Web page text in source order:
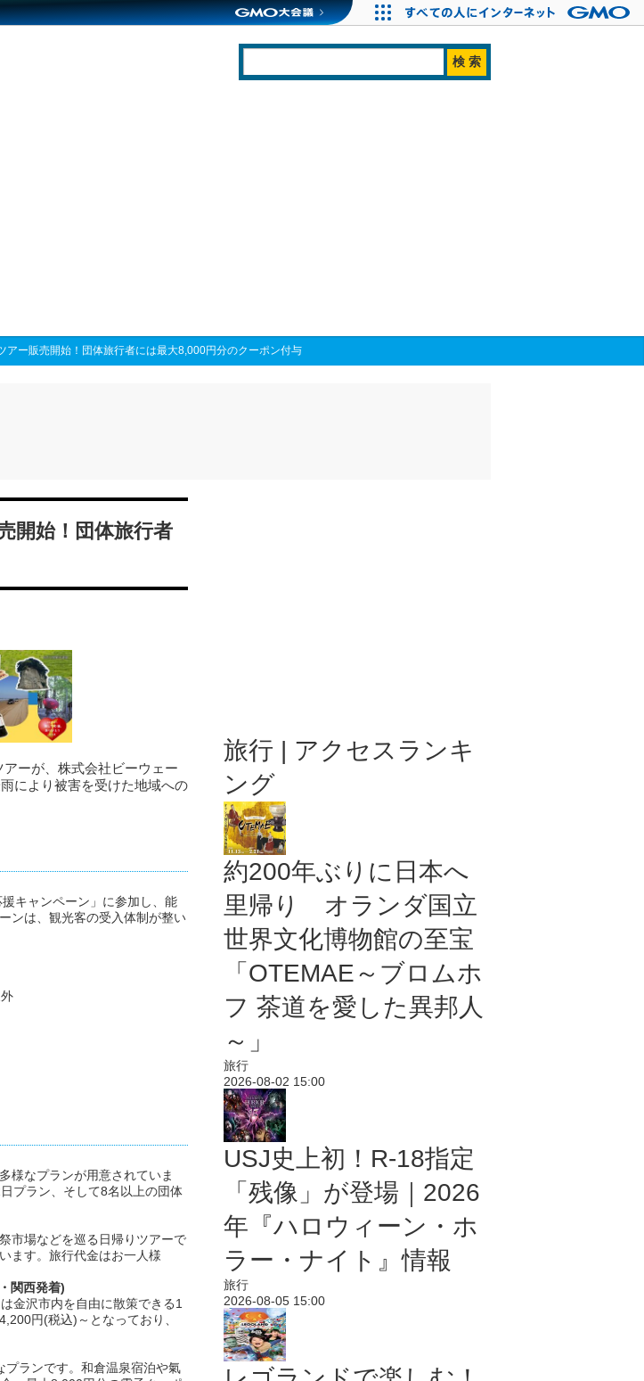
アー販売開始！団体旅行者には最大8,000円分のクーポン付与
開始！団体旅行者
ーが、株式会社ビーウェー
により被害を受けた地域への
キャンペーン」に参加し、能
ンは、観光客の受入体制が整い
様なプランが用意されていま
プラン、そして8名以上の団体
市場などを巡る日帰りツアーで
ます。旅行代金はお一人様
関西発着)
金沢市内を自由に散策できる1
円(税込)～となっており、
ランです。和倉温泉宿泊や氣
旅行 | アクセスランキ
ング
約200年ぶりに日本へ
里帰り オランダ国立
世界文化博物館の至宝
「OTEMAE～ブロムホ
フ 茶道を愛した異邦人
～」
旅行
2026-08-02 15:00
USJ史上初！R-18指定
「残像」が登場｜2026
年『ハロウィーン・ホ
ラー・ナイト』情報
旅行
2026-08-05 15:00